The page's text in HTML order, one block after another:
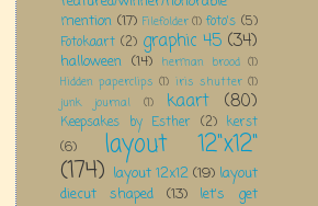
mention (17) Filefolder (1) foto's (5)
Fotokaart (2) graphic 45 (34)
halloween (14) herman brood (1)
Hidden paperclips (1) iris shutter (1)
junk journal
(1) kaart (80)
Keepsakes by Esther (2) kerst
(6)
layout 12"x12"
(174) layout 12x12 (19) layout
diecut shaped
(13)
let's get